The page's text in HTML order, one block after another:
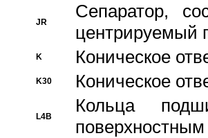
JR
Сепаратор,
центрируемый
K Коническое
K30 Коническое
L4B
Кольца